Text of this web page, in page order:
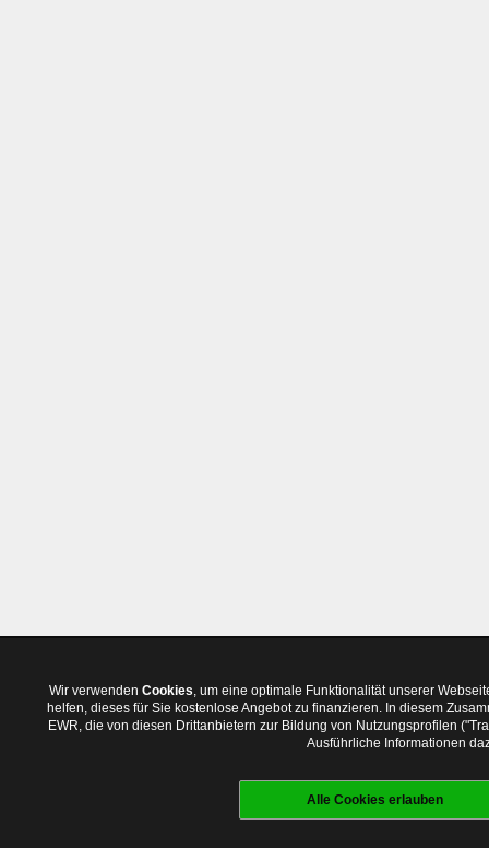
Wir verwenden Cookies, um eine optimale Funktionalität unserer
helfen, dieses für Sie kostenlose Angebot zu finanzieren. In diesem
EWR, die von diesen Drittanbietern zur Bildung von Nutzungsprofilen
Ausführliche Informationen
Alle Cookies erlauben